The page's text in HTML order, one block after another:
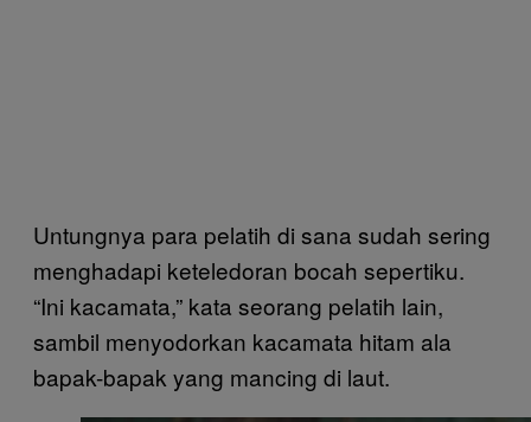
Untungnya para pelatih di sana sudah sering
menghadapi keteledoran bocah sepertiku.
“Ini kacamata,” kata seorang pelatih lain,
sambil menyodorkan kacamata hitam ala
bapak-bapak yang mancing di laut.